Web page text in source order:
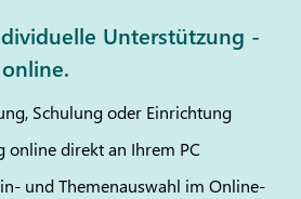
Unterstützung -
Schulung oder Einrichtung
online direkt an Ihrem PC
und Themenauswahl im Online-